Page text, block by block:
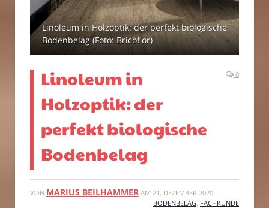
Linoleum in Holzoptik: der perfekt biologische
Bodenbelag (Foto: Bricoflor)
Linoleum in
Holzoptik: der
perfekt biologische
Bodenbelag
0
VON MARIUS BEILHAMMER AM 21. DEZEMBER 2020
BODENBELAG FACHKUNDE